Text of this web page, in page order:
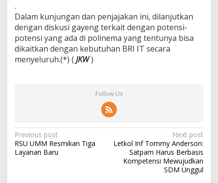
.
Dalam kunjungan dan penjajakan ini, dilanjutkan
dengan diskusi gayeng terkait dengan potensi-
potensi yang ada di polinema yang tentunya bisa
dikaitkan dengan kebutuhan BRI IT secara
menyeluruh.(*) ( JKW)
Follow Us
P
o
Previous post
RSU UMM Resmikan Tiga
Layanan Baru
Next post
Letkol Inf Tommy Anderson:
Satpam Harus Berbasis
Kompetensi Mewujudkan
SDM Unggul